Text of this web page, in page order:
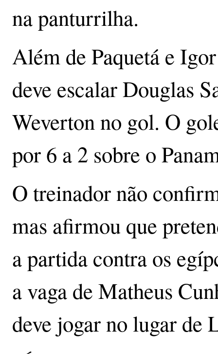
na panturrilha.
Além de Paquetá e
deve escalar Douglas
Weverton no gol. O
por 6 a 2 sobre o
O treinador não
mas afirmou que
a partida contra os
a vaga de Matheus
deve jogar no lugar de